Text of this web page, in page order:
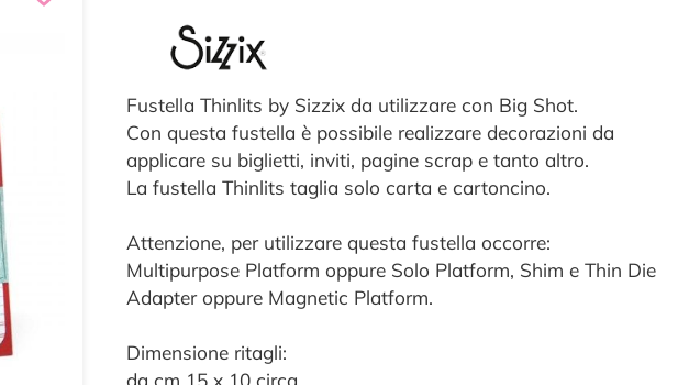
Fustella Thinlits by Sizzix da utilizzare con Big Shot.
Con questa fustella è possibile realizzare decorazioni da
applicare su biglietti, inviti, pagine scrap e tanto altro.
La fustella Thinlits taglia solo carta e cartoncino.
Attenzione, per utilizzare questa fustella occorre:
Multipurpose Platform oppure Solo Platform, Shim e Thin Die
Adapter oppure Magnetic Platform.
Dimensione ritagli:
da cm 15 x 10 circa